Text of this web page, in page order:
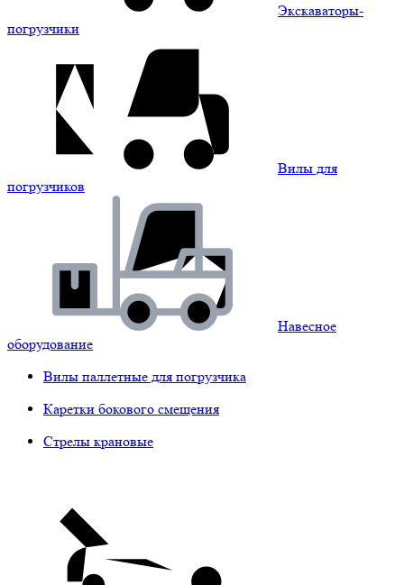
Экскаваторы-
погрузчики
Вилы для
погрузчиков
Навесное
оборудование
Вилы паллетные для погрузчика
Каретки бокового смещения
Стрелы крановые